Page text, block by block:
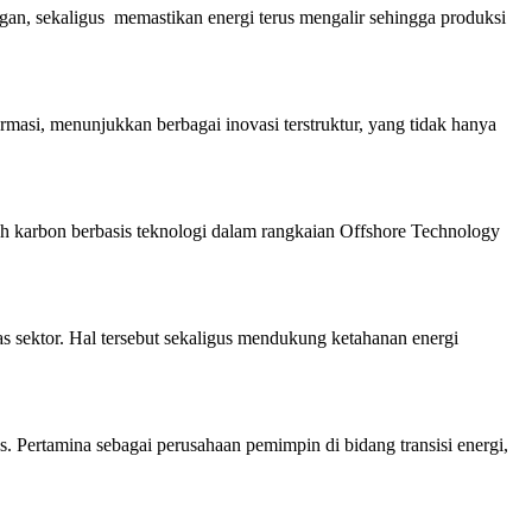
sekaligus memastikan energi terus mengalir sehingga produksi
menunjukkan berbagai inovasi terstruktur, yang tidak hanya
karbon berbasis teknologi dalam rangkaian Offshore Technology
Hal tersebut sekaligus mendukung ketahanan energi
sebagai perusahaan pemimpin di bidang transisi energi,